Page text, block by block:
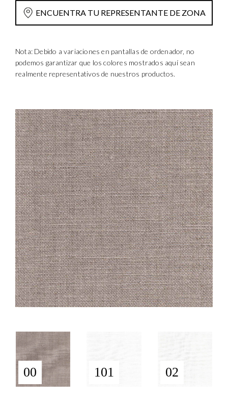
ENCUENTRA TU REPRESENTANTE DE ZONA
Nota: Debido a variaciones en pantallas de ordenador, no
podemos garantizar que los colores mostrados aquí sean
realmente representativos de nuestros productos.
00 101 02